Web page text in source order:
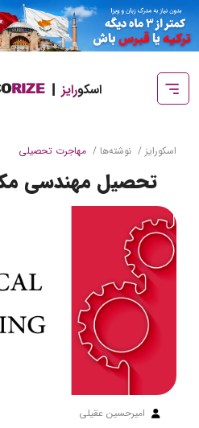
اسکورایز |
RIZE
اسکورایز نوشته‌ها مهاجرت تحصیلی
تحصیل مهندسی
امیرحسین عقیلی